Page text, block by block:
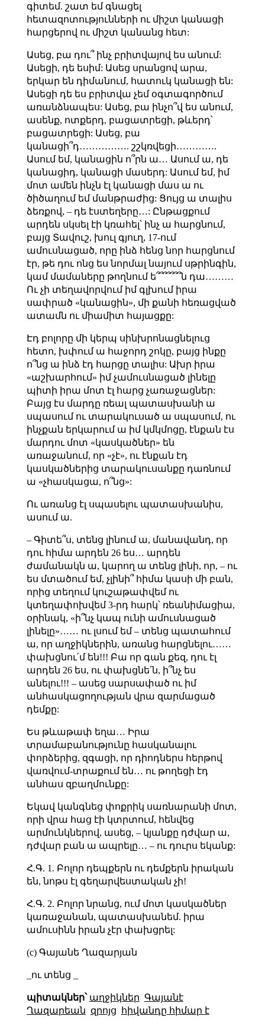
գիտեմ. շատ եմ գնացել
հետազոտությունների ու միշտ կանացի
հարցերով ու միշտ կանանց հետ:
Ասեց, բա դու՞ ինչ բրիտվայով ես անում:
Ասեցի, դե եսիմ: Ասեց սրանցով արա,
երկար են դիմանում, հատուկ կանացի են:
Ասեցի դե ես բրիտվա չեմ օգտագործում
առանձնապես: Ասեց, բա ինչո՞վ ես անում,
ասենք, ոտքերդ, բացատրեցի, թևերդ՝
բացատրեցի: Ասեց, բա
կանացի՞դ……………. շշկռվեցի………….
Ասում եմ, կանացին ո՞րն ա… Ասում ա, դե
կանացիդ, կանացի մասերդ: Ասում եմ, իմ
մոտ ամեն ինչն էլ կանացի մաս ա ու
ծիծաղում եմ մանթրաժից: Ցույց ա տալիս
ձեռքով, – դե էստեղերը…: Ընթացքում
արդեն սկսել էի կռահել՝ ինչ ա հարցնում,
բայց Տավուշ, խուլ գյուղ, 17-ում
ամուսնացած, որը ինձ հենց նոր հարցնում
էր, թե դու ոնց ես նորմալ նայում սթրինգին,
կամ մամաները թողնում ե՞՞՞՞՞՞՞ն դա………
Ու չի տեղավորվում իմ գլխում իրա
սափրած «կանացին», մի քանի հեռացված
ատամն ու միամիտ հայացքը:
Էդ բոլորը մի կերպ սինխրոնացնելուց
հետո, խփում ա հաջորդ շոկը, բայց ինքը
ո՞նց ա ինձ էդ հարցը տալիս: Ախր իրա
«աշխարհում» իմ չամուսնացած լինելը
պիտի իրա մոտ էլ հարց չառաջացներ:
Բայց էս մարդը ռեալ պատասխանի ա
սպասում ու տարակուսած ա սպասում, ու
ինչքան երկարում ա իմ կմկմոցը, էնքան էս
մարդու մոտ «կասկածներ» են
առաջանում, որ «չէ», ու էնքան էդ
կասկածներից տարակուսանքը դառնում
ա «չհասկացա, ո՞նց»:
Ու առանց էլ սպասելու պատասխանիս,
ասում ա.
– Գիտե՞ս, տենց լինում ա, մանավանդ, որ
դու հիմա արդեն 26 ես… արդեն
ժամանակն ա, կարող ա տենց լինի, որ, – ու
ես մտածում եմ, չլինի՞ հիմա կասի մի բան,
որից տեղում կուշաթափվեմ ու
կտեղափոխվեմ 3-րդ հարկ՝ ռեանիմացիա,
օրինակ, «ի՞նչ կապ ունի ամուսնացած
լինելը»…… ու լսում եմ – տենց պատահում
ա, որ աղջիկներին, առանց հարցնելու……
փախցնու՛մ են!!! Բա որ գան քեզ, դու էլ
արդեն 26 ես, ու փախցնե՛ն, ի՞նչ ես
անելու!!! – ասեց սարսափած ու իմ
անհասկացողության վրա զարմացած
դեմքը:
Ես թևաթափ եղա… Իրա
տրամաբանությունը հասկանալու
փորձերից, զգացի, որ դիոդներս հերթով
վառվում-տրաքում են… ու թողեցի էդ
անհաս զբաղմունքը:
Եկավ կանգնեց փոքրիկ սառնարանի մոտ,
որի վրա հաց էի կտրտում, հենվեց
արմունկներով, ասեց, – կյանքը դժվար ա,
դժվար բան ա ապրելը… – ու դուրս եկանք:
Հ.Գ. 1. Բոլոր դեպքերն ու դեմքերն իրական
են, նոթս էլ գեղարվեստական չի!
Հ.Գ. 2. Բոլոր նրանց, ում մոտ կասկածներ
կառաջանան, պատասխանեմ. իրա
ամուսինն իրան չէր փախցրել:
(c) Գայանե Ղազարյան
_ու տենց _
պիտակներ՝ աղջիկներ Գայանէ
Ղազարեան զրոյց
հիվանդը հիմար է